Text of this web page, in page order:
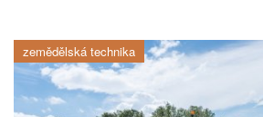
zemědělská technika